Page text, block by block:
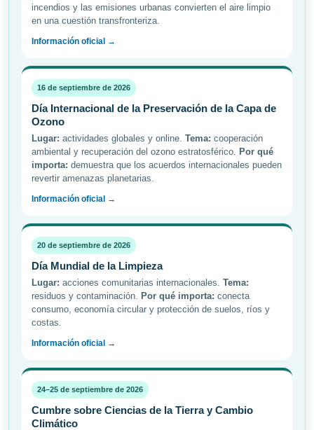
incendios y las emisiones urbanas convierten el aire limpio
en una cuestión transfronteriza.
Información oficial →
16 de septiembre de 2026
Día Internacional de la Preservación de la Capa de
Ozono
Lugar: actividades globales y online. Tema: cooperación
ambiental y recuperación del ozono estratosférico. Por qué
importa: demuestra que los acuerdos internacionales pueden
revertir amenazas planetarias.
Información oficial →
20 de septiembre de 2026
Día Mundial de la Limpieza
Lugar: acciones comunitarias internacionales. Tema:
residuos y contaminación. Por qué importa: conecta
consumo, economía circular y protección de suelos, ríos y
costas.
Información oficial →
24–25 de septiembre de 2026
Cumbre sobre Ciencias de la Tierra y Cambio
Climático